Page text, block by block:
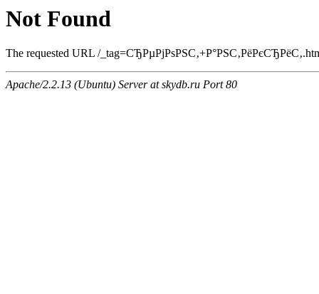
Not Found
The requested URL /
Apache/2.2.13 (Ubuntu) Server at skydb.ru Port 80